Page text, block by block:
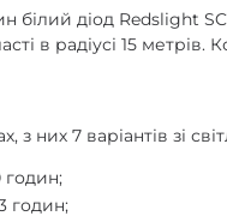
діод Redslight
в радіусі 15
них 7 варіантів зі
годин;
годин;